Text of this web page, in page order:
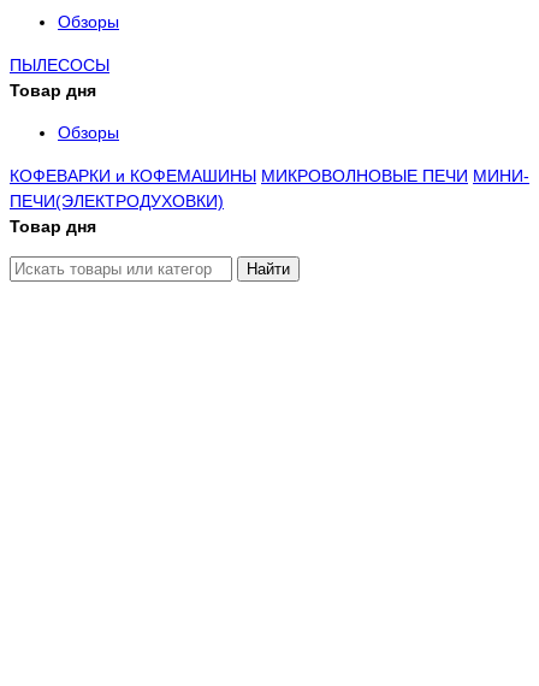
Обзоры
ПЫЛЕСОСЫ
Товар дня
Обзоры
КОФЕВАРКИ и КОФЕМАШИНЫ МИКРОВОЛНОВЫЕ ПЕЧИ МИНИ-
ПЕЧИ(ЭЛЕКТРОДУХОВКИ)
Товар дня
Найти